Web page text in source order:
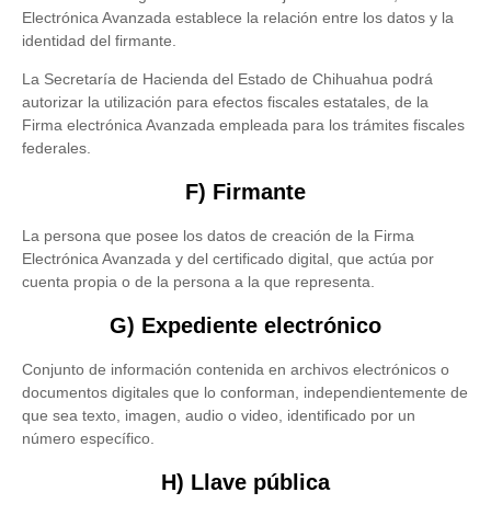
Electrónica Avanzada establece la relación entre los datos y la
identidad del firmante.
La Secretaría de Hacienda del Estado de Chihuahua podrá
autorizar la utilización para efectos fiscales estatales, de la
Firma electrónica Avanzada empleada para los trámites fiscales
federales.
F) Firmante
La persona que posee los datos de creación de la Firma
Electrónica Avanzada y del certificado digital, que actúa por
cuenta propia o de la persona a la que representa.
G) Expediente electrónico
Conjunto de información contenida en archivos electrónicos o
documentos digitales que lo conforman, independientemente de
que sea texto, imagen, audio o video, identificado por un
número específico.
H) Llave pública